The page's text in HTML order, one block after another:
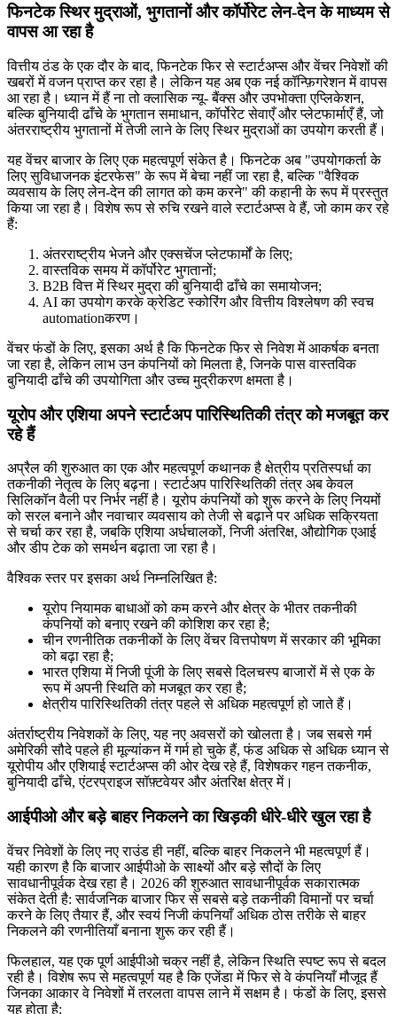
फिनटेक स्थिर मुद्राओं, भुगतानों और कॉर्पोरेट लेन-देन के माध्यम से
वापस आ रहा है
वित्तीय ठंड के एक दौर के बाद, फिनटेक फिर से स्टार्टअप्स और वेंचर निवेशों की
खबरों में वजन प्राप्त कर रहा है। लेकिन यह अब एक नई कॉन्फ़िगरेशन में वापस
आ रहा है। ध्यान में हैं ना तो क्लासिक न्यू- बैंक्स और उपभोक्ता एप्लिकेशन,
बल्कि बुनियादी ढाँचे के भुगतान समाधान, कॉर्पोरेट सेवाएँ और प्लेटफार्माएँ हैं, जो
अंतरराष्ट्रीय भुगतानों में तेजी लाने के लिए स्थिर मुद्राओं का उपयोग करती हैं।
यह वेंचर बाजार के लिए एक महत्वपूर्ण संकेत है। फिनटेक अब "उपयोगकर्ता के
लिए सुविधाजनक इंटरफेस" के रूप में बेचा नहीं जा रहा है, बल्कि "वैश्विक
व्यवसाय के लिए लेन-देन की लागत को कम करने" की कहानी के रूप में प्रस्तुत
किया जा रहा है। विशेष रूप से रुचि रखने वाले स्टार्टअप्स वे हैं, जो काम कर रहे
हैं:
अंतरराष्ट्रीय भेजने और एक्सचेंज प्लेटफार्मों के लिए;
वास्तविक समय में कॉर्पोरेट भुगतानों;
B2B वित्त में स्थिर मुद्रा की बुनियादी ढाँचे का समायोजन;
AI का उपयोग करके क्रेडिट स्कोरिंग और वित्तीय विश्लेषण की स्वच
automationकरण।
वेंचर फंडों के लिए, इसका अर्थ है कि फिनटेक फिर से निवेश में आकर्षक बनता
जा रहा है, लेकिन लाभ उन कंपनियों को मिलता है, जिनके पास वास्तविक
बुनियादी ढाँचे की उपयोगिता और उच्च मुद्रीकरण क्षमता है।
यूरोप और एशिया अपने स्टार्टअप पारिस्थितिकी तंत्र को मजबूत कर
रहे हैं
अप्रैल की शुरुआत का एक और महत्वपूर्ण कथानक है क्षेत्रीय प्रतिस्पर्धा का
तकनीकी नेतृत्व के लिए बढ़ना। स्टार्टअप पारिस्थितिकी तंत्र अब केवल
सिलिकॉन वैली पर निर्भर नहीं है। यूरोप कंपनियों को शुरू करने के लिए नियमों
को सरल बनाने और नवाचार व्यवसाय को तेजी से बढ़ाने पर अधिक सक्रियता
से चर्चा कर रहा है, जबकि एशिया अर्धचालकों, निजी अंतरिक्ष, औद्योगिक एआई
और डीप टेक को समर्थन बढ़ाता जा रहा है।
वैश्विक स्तर पर इसका अर्थ निम्नलिखित है:
यूरोप नियामक बाधाओं को कम करने और क्षेत्र के भीतर तकनीकी
कंपनियों को बनाए रखने की कोशिश कर रहा है;
चीन रणनीतिक तकनीकों के लिए वेंचर वित्तपोषण में सरकार की भूमिका
को बढ़ा रहा है;
भारत एशिया में निजी पूंजी के लिए सबसे दिलचस्प बाजारों में से एक के
रूप में अपनी स्थिति को मजबूत कर रहा है;
क्षेत्रीय पारिस्थितिकी तंत्र पहले से अधिक महत्वपूर्ण हो जाते हैं।
अंतर्राष्ट्रीय निवेशकों के लिए, यह नए अवसरों को खोलता है। जब सबसे गर्म
अमेरिकी सौदे पहले ही मूल्यांकन में गर्म हो चुके हैं, फंड अधिक से अधिक ध्यान से
यूरोपीय और एशियाई स्टार्टअप्स की ओर देख रहे हैं, विशेषकर गहन तकनीक,
बुनियादी ढाँचे, एंटरप्राइज सॉफ़्टवेयर और अंतरिक्ष क्षेत्र में।
आईपीओ और बड़े बाहर निकलने का खिड़की धीरे-धीरे खुल रहा है
वेंचर निवेशों के लिए नए राउंड ही नहीं, बल्कि बाहर निकलने भी महत्वपूर्ण हैं।
यही कारण है कि बाजार आईपीओ के साक्ष्यों और बड़े सौदों के लिए
सावधानीपूर्वक देख रहा है। 2026 की शुरुआत सावधानीपूर्वक सकारात्मक
संकेत देती है: सार्वजनिक बाजार फिर से सबसे बड़े तकनीकी विमानों पर चर्चा
करने के लिए तैयार हैं, और स्वयं निजी कंपनियाँ अधिक ठोस तरीके से बाहर
निकलने की रणनीतियाँ बनाना शुरू कर रही हैं।
फिलहाल, यह एक पूर्ण आईपीओ चक्र नहीं है, लेकिन स्थिति स्पष्ट रूप से बदल
रही है। विशेष रूप से महत्वपूर्ण यह है कि एजेंडा में फिर से वे कंपनियाँ मौजूद हैं
जिनका आकार वे निवेशों में तरलता वापस लाने में सक्षम है। फंडों के लिए, इससे
यह होता है: